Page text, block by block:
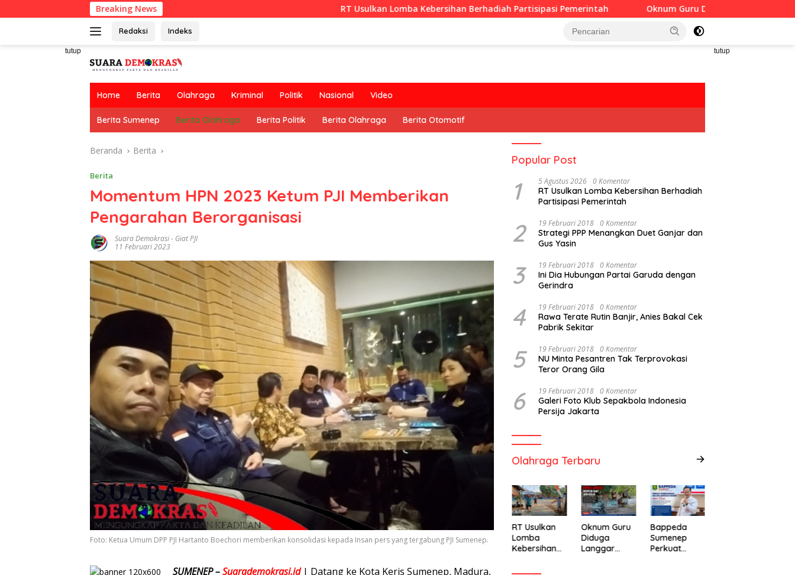
ke
Breaking News RT Usulkan Lomba Kebersihan Berhadiah Partisipasi Pemerintah Oknum Guru Diduga Langgar Disiplin Jam Kerja
Redaksi Indeks
tutup tutup
Home Berita Olahraga Kriminal Politik Nasional Video
Berita Sumenep Berita Olahraga Berita Politik Berita Olahraga Berita Otomotif
Beranda Berita
Berita
Momentum HPN 2023 Ketum PJI Memberikan
Pengarahan Berorganisasi
Suara Demokrasi- Giat PJI
11 Februari 2023
Foto: Ketua Umum DPP PJI Hartanto Boechori memberikan konsolidasi kepada Insan pers yang tergabung PJI Sumenep.
SUMENEP –Suarademokrasi.id| Datang ke Kota Keris Sumenep, Madura,
Popular Post
1 5 Agustus 2026 0 Komentar
RT Usulkan Lomba Kebersihan Berhadiah
Partisipasi Pemerintah
2 19 Februari 2018 0 Komentar
Strategi PPP Menangkan Duet Ganjar dan
Gus Yasin
3 19 Februari 2018 0 Komentar
Ini Dia Hubungan Partai Garuda dengan
Gerindra
4 19 Februari 2018 0 Komentar
Rawa Terate Rutin Banjir, Anies Bakal Cek
Pabrik Sekitar
5 19 Februari 2018 0 Komentar
NU Minta Pesantren Tak Terprovokasi
Teror Orang Gila
6 19 Februari 2018 0 Komentar
Galeri Foto Klub Sepakbola Indonesia
Persija Jakarta
Olahraga Terbaru
RT Usulkan
Lomba
Kebersihan
Oknum Guru
Diduga
Langgar
Bappeda
Sumenep
Perkuat